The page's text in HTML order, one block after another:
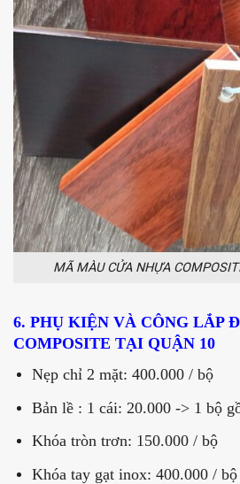
MÃ MÀU CỬA NHỰA
6. PHỤ KIỆN VÀ CÔNG LẮP
COMPOSITE TẠI QUẬN 10
Nẹp chỉ 2 mặt: 400.000 / bộ
Bản lề : 1 cái: 20.000 -> 1 bộ
Khóa tròn trơn: 150.000 / bộ
Khóa tay gạt inox: 400.000 / bộ